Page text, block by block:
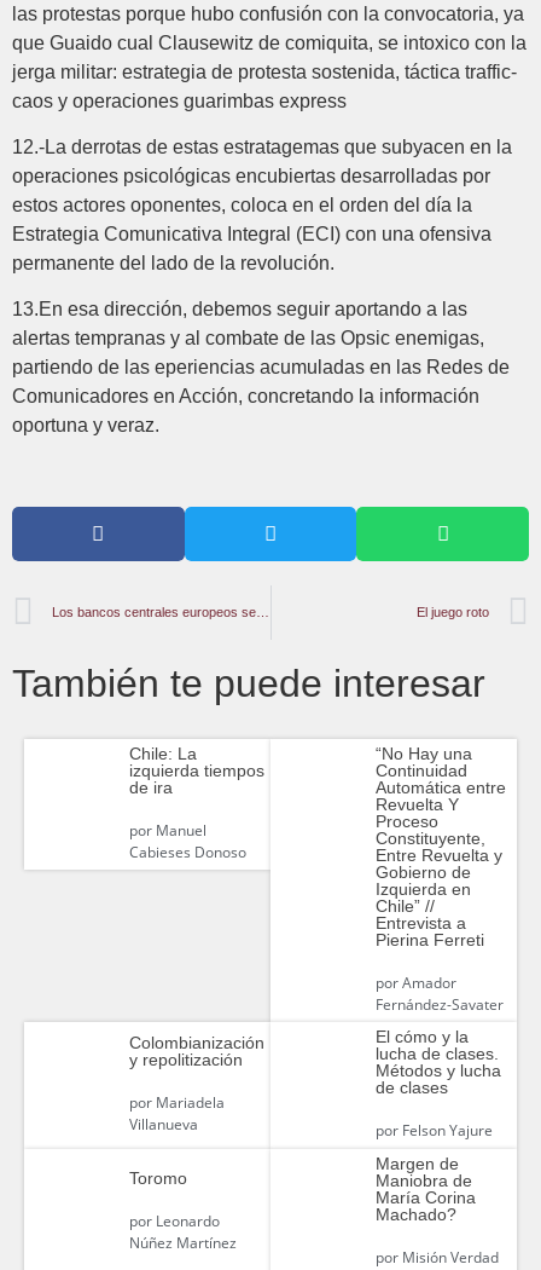
las protestas porque hubo confusión con la convocatoria, ya
que Guaido cual Clausewitz de comiquita, se intoxico con la
jerga militar: estrategia de protesta sostenida, táctica traffic-
caos y operaciones guarimbas express
12.-La derrotas de estas estratagemas que subyacen en la
operaciones psicológicas encubiertas desarrolladas por
estos actores oponentes, coloca en el orden del día la
Estrategia Comunicativa Integral (ECI) con una ofensiva
permanente del lado de la revolución.
13.­En esa dirección, debemos seguir aportando a las
alertas tempranas y al combate de las Opsic enemigas,
partiendo de las eperiencias acumuladas en las Redes de
Comunicadores en Acción, concretando la información
oportuna y veraz.
El juego roto
También te puede interesar
Chile: La
izquierda tiempos
de ira
porManuel
Cabieses Donoso
“No Hay una
Continuidad
Automática entre
Revuelta Y
Proceso
Constituyente,
Entre Revuelta y
Gobierno de
Izquierda en
Chile” //
Entrevista a
Pierina Ferreti
porAmador
Fernández-Savater
Colombianización
y repolitización
porMariadela
Villanueva
El cómo y la
lucha de clases.
Métodos y lucha
de clases
porFelson Yajure
Toromo
porLeonardo
Núñez Martínez
Margen de
Maniobra de
María Corina
Machado?
porMisión Verdad